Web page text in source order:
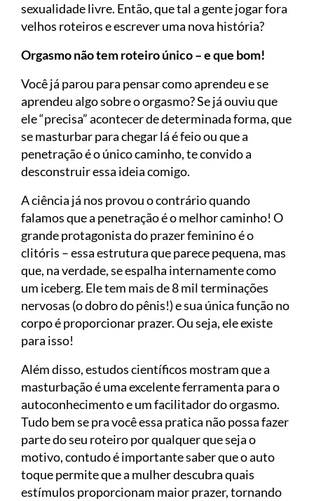
sexualidade livre. Então, que tal a gente jogar fora
velhos roteiros e escrever uma nova história?
Orgasmo não tem roteiro único – e que bom!
Você já parou para pensar como aprendeu e se
aprendeu algo sobre o orgasmo? Se já ouviu que
ele “precisa” acontecer de determinada forma, que
se masturbar para chegar lá é feio ou que a
penetração é o único caminho, te convido a
desconstruir essa ideia comigo.
A ciência já nos provou o contrário quando
falamos que a penetração é o melhor caminho! O
grande protagonista do prazer feminino é o
clitóris – essa estrutura que parece pequena, mas
que, na verdade, se espalha internamente como
um iceberg. Ele tem mais de 8 mil terminações
nervosas (o dobro do pênis!) e sua única função no
corpo é proporcionar prazer. Ou seja, ele existe
para isso!
Além disso, estudos científicos mostram que a
masturbação é uma excelente ferramenta para o
autoconhecimento e um facilitador do orgasmo.
Tudo bem se pra você essa pratica não possa fazer
parte do seu roteiro por qualquer que seja o
motivo, contudo é importante saber que o auto
toque permite que a mulher descubra quais
estímulos proporcionam maior prazer, tornando